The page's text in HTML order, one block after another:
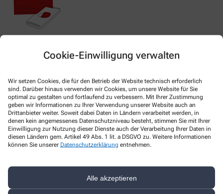
Cookie-Einwilligung verwalten
Wir setzen Cookies, die für den Betrieb der Website technisch erforderlich
sind. Darüber hinaus verwenden wir Cookies, um unsere Website für Sie
optimal zu gestalten und fortlaufend zu verbessern. Mit Ihrer Zustimmung
geben wir Informationen zu Ihrer Verwendung unserer Website auch an
Drittanbieter weiter. Soweit dabei Daten in Ländern verarbeitet werden, in
denen kein angemessenes Datenschutzniveau besteht, stimmen Sie mit Ihrer
Einwilligung zur Nutzung dieser Dienste auch der Verarbeitung Ihrer Daten in
diesen Ländern gem. Artikel 49 Abs. 1 lit. a DSGVO zu. Weitere Informationen
können Sie unserer Datenschutzerklärung entnehmen.
Alle akzeptieren
Nachweis Ihrer Befreiung
Wenn Sie einen Ausweis über die Befreiung der gesetzlichen
Zuzahlung haben, können wir diese Info speichern und Sie
müssen Ihren Ausweis nicht immer vorzeigen.
Kundenkarte beantragen
Besuch bei uns in der Apotheke abholen.